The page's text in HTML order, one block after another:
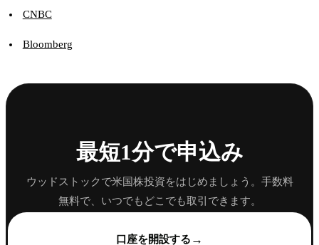
CNBC
Bloomberg
最短1分で申込み
ウッドストックで米国株投資をはじめましょう。手数料
無料で、いつでもどこでも取引できます。
口座を開設する →